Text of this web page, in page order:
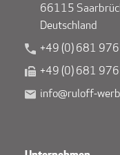
66115
Deutschland
+49 (0) 681
+49 (0) 681
info@ruloff-